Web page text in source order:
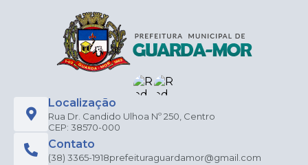
Localização
Rua Dr. Candido Ulhoa Nº 250, Centro
CEP: 38570-000
Contato
(38) 3365-1918prefeituraguardamor@gmail.com